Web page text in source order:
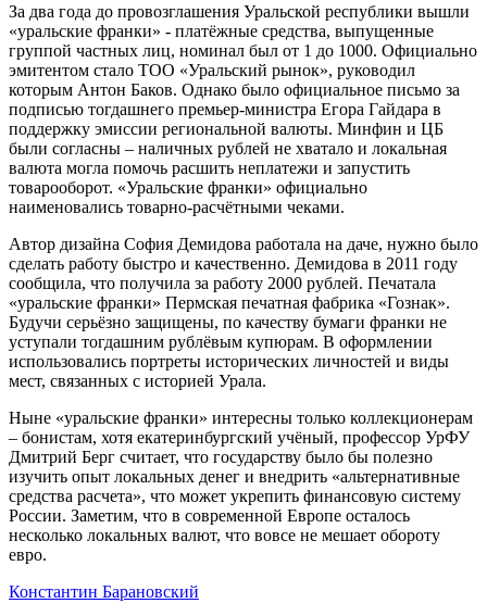
За два года до провозглашения Уральской республики вышли
«уральские франки» - платёжные средства, выпущенные
группой частных лиц, номинал был от 1 до 1000. Официально
эмитентом стало ТОО «Уральский рынок», руководил
которым Антон Баков. Однако было официальное письмо за
подписью тогдашнего премьер-министра Егора Гайдара в
поддержку эмиссии региональной валюты. Минфин и ЦБ
были согласны – наличных рублей не хватало и локальная
валюта могла помочь расшить неплатежи и запустить
товарооборот. «Уральские франки» официально
наименовались товарно-расчётными чеками.
Автор дизайна София Демидова работала на даче, нужно было
сделать работу быстро и качественно. Демидова в 2011 году
сообщила, что получила за работу 2000 рублей. Печатала
«уральские франки» Пермская печатная фабрика «Гознак».
Будучи серьёзно защищены, по качеству бумаги франки не
уступали тогдашним рублёвым купюрам. В оформлении
использовались портреты исторических личностей и виды
мест, связанных с историей Урала.
Ныне «уральские франки» интересны только коллекционерам
– бонистам, хотя екатеринбургский учёный, профессор УрФУ
Дмитрий Берг считает, что государству было бы полезно
изучить опыт локальных денег и внедрить «альтернативные
средства расчета», что может укрепить финансовую систему
России. Заметим, что в современной Европе осталось
несколько локальных валют, что вовсе не мешает обороту
евро.
Константин Барановский